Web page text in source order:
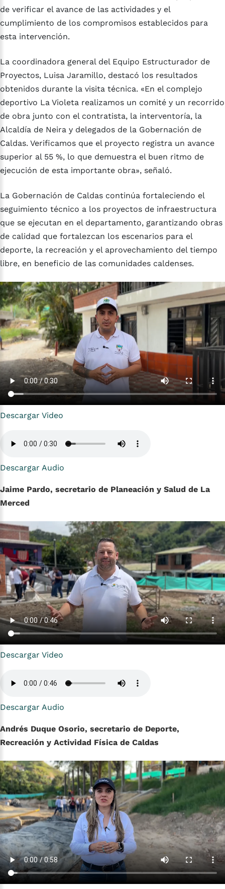
de verificar el avance de las actividades y el
cumplimiento de los compromisos establecidos para
esta intervención.
La coordinadora general del Equipo Estructurador de
Proyectos, Luisa Jaramillo, destacó los resultados
obtenidos durante la visita técnica. «En el complejo
deportivo La Violeta realizamos un comité y un recorrido
de obra junto con el contratista, la interventoría, la
Alcaldía de Neira y delegados de la Gobernación de
Caldas. Verificamos que el proyecto registra un avance
superior al 55 %, lo que demuestra el buen ritmo de
ejecución de esta importante obra», señaló.
La Gobernación de Caldas continúa fortaleciendo el
seguimiento técnico a los proyectos de infraestructura
que se ejecutan en el departamento, garantizando obras
de calidad que fortalezcan los escenarios para el
deporte, la recreación y el aprovechamiento del tiempo
libre, en beneficio de las comunidades caldenses.
Descargar Video
Descargar Audio
Jaime Pardo, secretario de Planeación y Salud de La
Merced
Descargar Video
Descargar Audio
Andrés Duque Osorio, secretario de Deporte,
Recreación y Actividad Física de Caldas